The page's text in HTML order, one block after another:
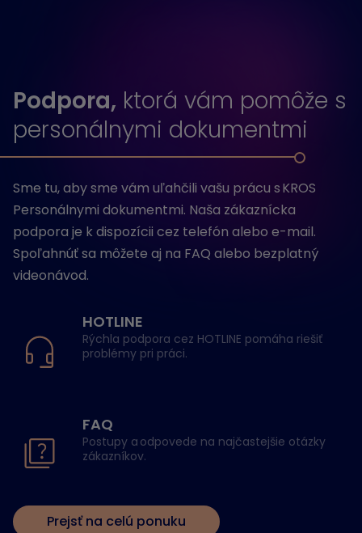
Podpora, ktorá vám pomôže s
personálnymi dokumentmi
Sme tu, aby sme vám uľahčili vašu prácu s KROS
Personálnymi dokumentmi. Naša zákaznícka
podpora je k dispozícii cez telefón alebo e-mail.
Spoľahnúť sa môžete aj na FAQ alebo bezplatný
videonávod.
HOTLINE
Rýchla podpora cez HOTLINE pomáha riešiť
problémy pri práci.
FAQ
Postupy a odpovede na najčastejšie otázky
zákazníkov.
Prejsť na celú ponuku